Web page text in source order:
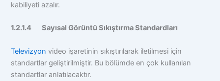
kabiliyeti azalır.
1.2.1.4 Sayısal Görüntü Sıkıştırma Standardları
Televizyon video işaretinin sıkıştırılarak iletilmesi için
standartlar geliştirilmiştir. Bu bölümde en çok kullanılan
standartlar anlatılacaktır.